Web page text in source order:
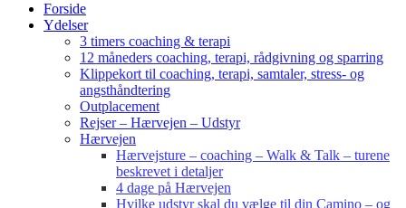
Forside
Ydelser
3 timers coaching & terapi
12 måneders coaching, terapi, rådgivning og sparring
Klippekort til coaching, terapi, samtaler, stress- og
angsthåndtering
Outplacement
Rejser – Hærvejen – Udstyr
Hærvejen
Hærvejsture – coaching – Walk & Talk – turene
beskrevet i detaljer
4 dage på Hærvejen
Hvilke udstyr skal du vælge til din Camino – og